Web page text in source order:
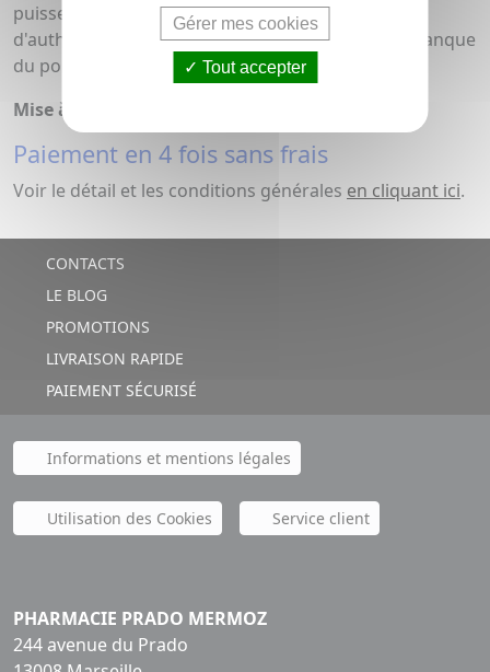
puisse authentifier son client. La méthode
d'authentification est laissée au libre choix de la banque
du porteur.
Mise à jour le 22/11/2021
Paiement en 4 fois sans frais
Voir le détail et les conditions générales en cliquant ici.
CONTACTS
LE BLOG
PROMOTIONS
LIVRAISON RAPIDE
PAIEMENT SÉCURISÉ
Informations et mentions légales
Utilisation des Cookies Service client
PHARMACIE PRADO MERMOZ
244 avenue du Prado
Gérer mes cookies
Tout accepter